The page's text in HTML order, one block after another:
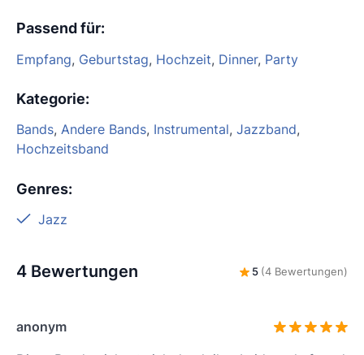
Passend für:
Empfang, Geburtstag, Hochzeit, Dinner, Party
Kategorie:
Bands, Andere Bands, Instrumental, Jazzband,
Hochzeitsband
Genres:
Jazz
4 Bewertungen 5 (4 Bewertungen)
anonym